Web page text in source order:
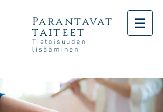
Parantavat
taiteet
Tietoisuuden
lisääminen